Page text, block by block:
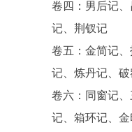
卷四：男后记
记、荆钗记
卷五：金简记
记、炼丹记、
卷六：同窗记
记、箱环记、